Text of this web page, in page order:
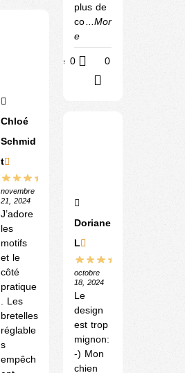
Chloé
Schmid
t
novembre
21, 2024
J’adore
les
motifs
et le
côté
pratique
. Les
bretelles
réglable
s
empêch
plus de
co
...Mor
e
Utile 0 0
Doriane
L
octobre
18, 2024
Le
design
est trop
mignon:
-) Mon
chien